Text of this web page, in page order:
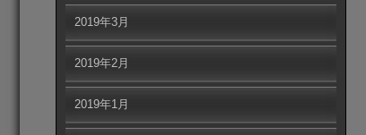
2019年3月
2019年2月
2019年1月